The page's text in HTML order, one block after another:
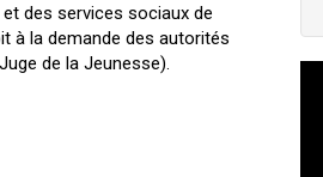
des services sociaux de
à la demande des autorités
de la Jeunesse).